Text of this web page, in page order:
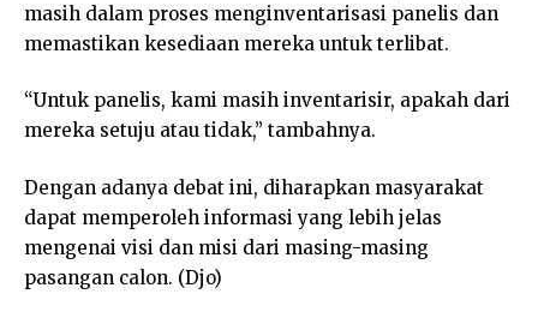
masih dalam proses menginventarisasi panelis dan
memastikan kesediaan mereka untuk terlibat.
“Untuk panelis, kami masih inventarisir, apakah dari
mereka setuju atau tidak,” tambahnya.
Dengan adanya debat ini, diharapkan masyarakat
dapat memperoleh informasi yang lebih jelas
mengenai visi dan misi dari masing-masing
pasangan calon. (Djo)